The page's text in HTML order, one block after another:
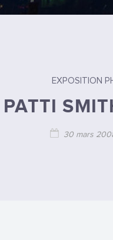
EXPOSITION
30 mars